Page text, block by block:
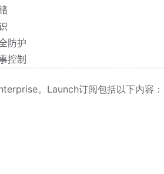
防护
控制
。Launch订阅包括以下内容：